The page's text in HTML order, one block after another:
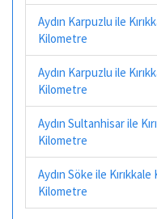
Aydın Karpuzlu ile
Kilometre
Aydın Karpuzlu ile
Kilometre
Aydın Sultanhisar ile
Kilometre
Aydın Söke ile
Kilometre